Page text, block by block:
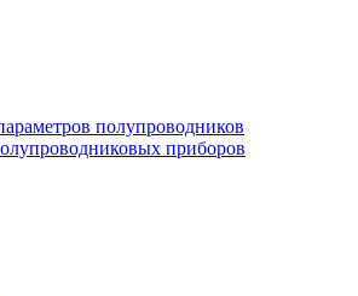
полупроводников
приборов